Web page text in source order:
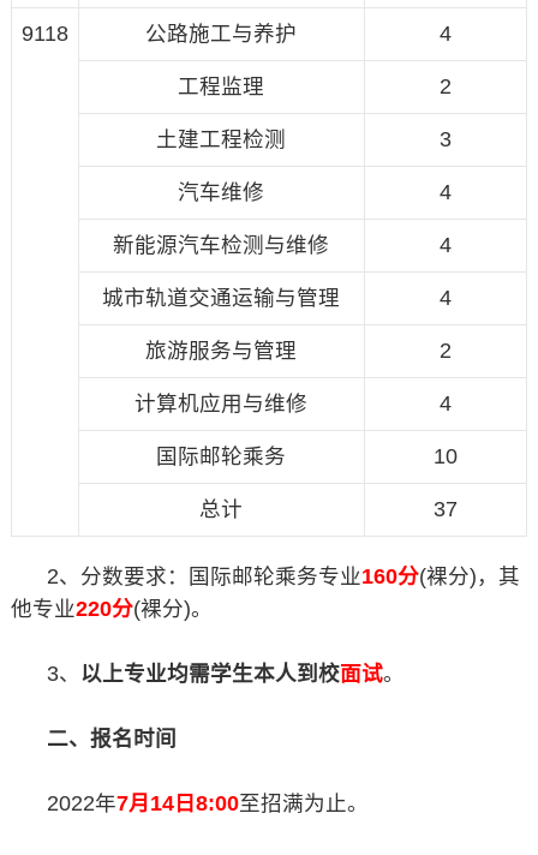
9118 公路施工与养护 4
工程监理 2
土建工程检测 3
汽车维修 4
新能源汽车检测与维修 4
城市轨道交通运输与管理 4
旅游服务与管理 2
计算机应用与维修 4
国际邮轮乘务 10
总计 37
2、分数要求：国际邮轮乘务专业160分(裸分)，其
他专业220分(裸分)。
3、 以上专业均需学生本人到校面试。
二、报名时间
2022年7月14日8:00至招满为止。